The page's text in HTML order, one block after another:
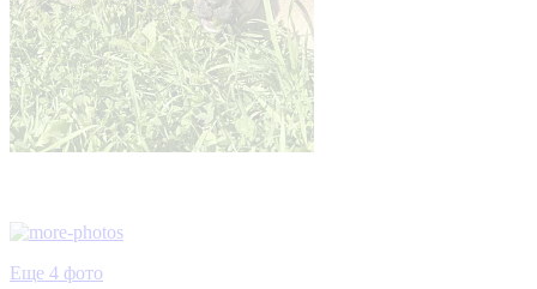
Еще 4 фото